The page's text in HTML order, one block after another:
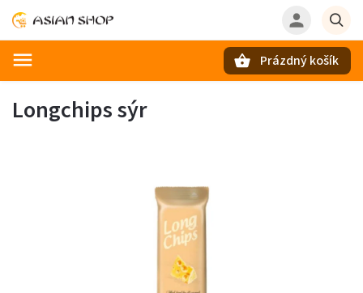
Prázdný košík
Longchips sýr